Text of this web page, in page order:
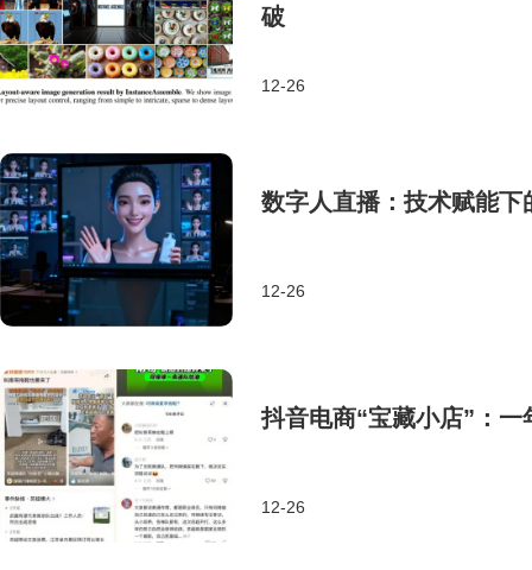
破
12-26
数字人直播：技术赋能
12-26
抖音电商“宝藏小店”：
12-26